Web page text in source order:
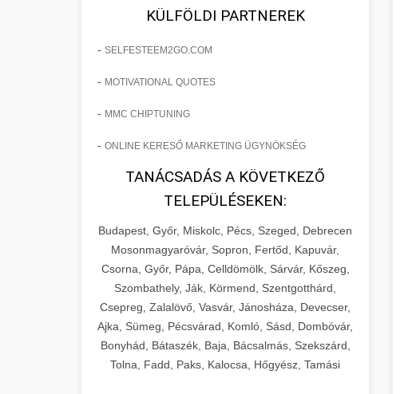
KÜLFÖLDI PARTNEREK
- SELFESTEEM2GO.COM
- MOTIVATIONAL QUOTES
- MMC CHIPTUNING
- ONLINE KERESŐ MARKETING ÜGYNÖKSÉG
TANÁCSADÁS A KÖVETKEZŐ
TELEPÜLÉSEKEN:
Budapest, Győr, Miskolc, Pécs, Szeged, Debrecen
Mosonmagyaróvár, Sopron, Fertőd, Kapuvár,
Csorna, Győr, Pápa, Celldömölk, Sárvár, Kőszeg,
Szombathely, Ják, Körmend, Szentgotthárd,
Csepreg, Zalalövő, Vasvár, Jánosháza, Devecser,
Ajka, Sümeg, Pécsvárad, Komló, Sásd, Dombóvár,
Bonyhád, Bátaszék, Baja, Bácsalmás, Szekszárd,
Tolna, Fadd, Paks, Kalocsa, Hőgyész, Tamási